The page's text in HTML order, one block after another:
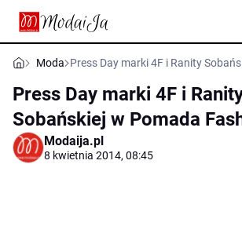
Moda Press Day marki 4F i Ranity
Press Day marki 4F i
Sobańskiej w Pomada
Modaija.pl
8 kwietnia 2014, 08:45